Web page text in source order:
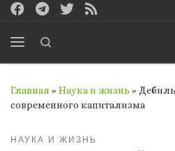
Перейти к содержимому
Главная » Наука и жизнь »
современного капитализма
НАУКА И ЖИЗНЬ